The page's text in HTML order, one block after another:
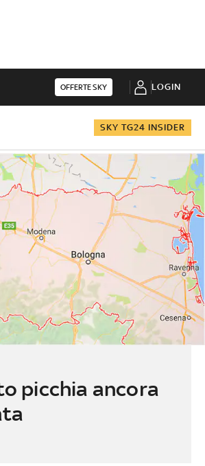
OFFERTE SKY LOGIN
SKY TG24 INSIDER
picchia ancora